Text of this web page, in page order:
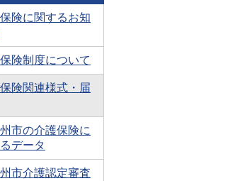
険に関するお知
険制度について
険関連様式・届
市の介護保険に
データ
市介護認定審査